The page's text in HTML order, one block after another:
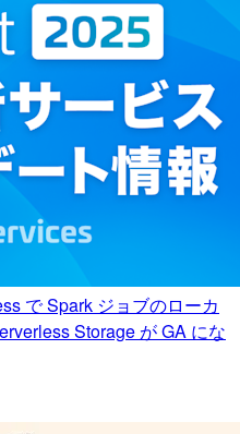
で Spark ジョブのローカ
Storage が GA にな